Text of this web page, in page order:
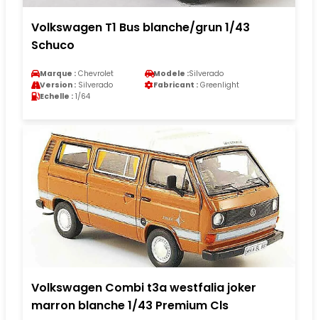
Volkswagen T1 Bus blanche/grun 1/43
Schuco
Marque : Chevrolet Modele :Silverado
Version : Silverado Fabricant : Greenlight
Echelle : 1/64
Volkswagen Combi t3a westfalia joker
marron blanche 1/43 Premium Cls